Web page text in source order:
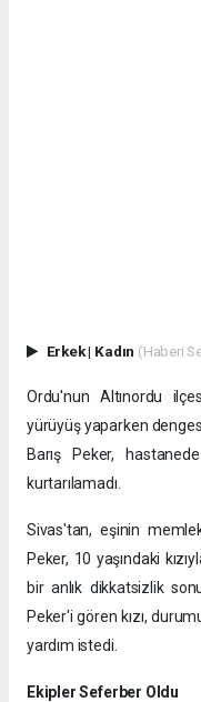
Erkek| Kadın (Haberi
Ordu'nun Altınordu
yürüyüş yaparken
Barış Peker,
kurtarılamadı.
Sivas'tan, eşinin
Peker, 10 yaşındaki
bir anlık dikkatsizlik
Peker'i gören kızı,
yardım istedi.
Ekipler Seferber Oldu